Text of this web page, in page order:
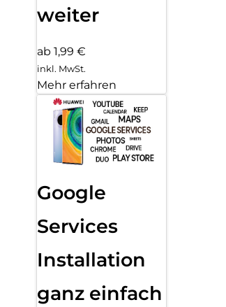
weiter
ab 1,99 €
inkl. MwSt.
Mehr erfahren
Google
Services
Installation
ganz einfach